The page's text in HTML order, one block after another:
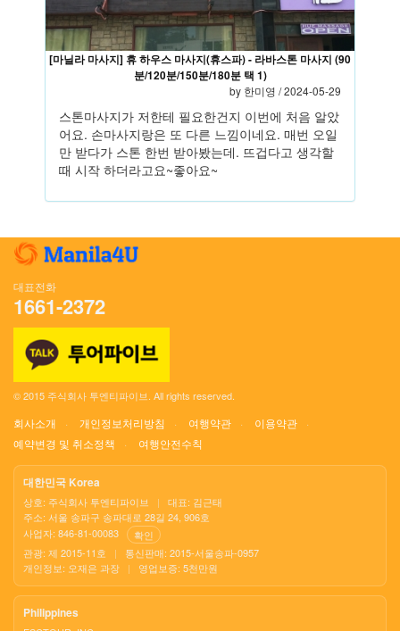
[마닐라 마사지] 휴 하우스 마사지(휴스파) - 라바스톤 마사지 (90
분/120분/150분/180분 택 1)
by 한미영 / 2024-05-29
스톤마사지가 저한테 필요한건지 이번에 처음 알았
어요. 손마사지랑은 또 다른 느낌이네요. 매번 오일
만 받다가 스톤 한번 받아봤는데. 뜨겁다고 생각할
때 시작 하더라고요~좋아요~
대표전화
1661-2372
© 2015 주식회사 투엔티파이브. All rights reserved.
회사소개 개인정보처리방침 여행약관
이용약관
예약변경 및 취소정책
여행안전수칙
대한민국 Korea
상호: 주식회사 투엔티파이브 |
대표: 김근태
주소: 서울 송파구 송파대로 28길 24, 906호
사업자: 846-81-00083
확인
관광: 제 2015-11호
|
통신판매: 2015-서울송파-0957
개인정보: 오재은 과장
| 영업보증: 5천만원
Philippines